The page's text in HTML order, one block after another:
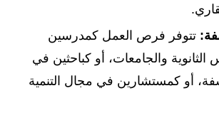
تتوفر فرص العمل كمدرسين
والجامعات، أو كباحثين في
أو كمستشارين في مجال التنمية